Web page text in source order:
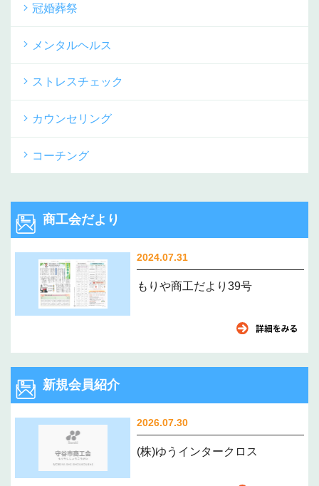
冠婚葬祭
メンタルヘルス
ストレスチェック
カウンセリング
コーチング
商工会だより
2024.07.31
もりや商工だより39号
新規会員紹介
2026.07.30
(株)ゆうインタークロス